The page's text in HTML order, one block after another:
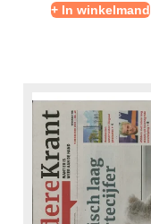
+ In winkelmand